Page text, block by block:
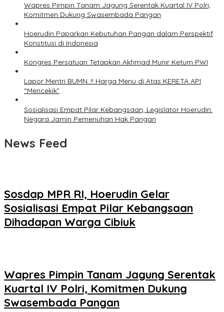
Wapres Pimpin Tanam Jagung Serentak Kuartal IV Polri,
Komitmen Dukung Swasembada Pangan
Hoerudin Paparkan Kebutuhan Pangan dalam Perspektif
Konstitusi di Indonesia
Kongres Persatuan Tetapkan Akhmad Munir Ketum PWI
Lapor Mentri BUMN..!! Harga Menu di Atas KERETA API
“Mencekik”
Sosialisasi Empat Pilar Kebangsaan, Legislator Hoerudin:
Negara Jamin Pemenuhan Hak Pangan
News Feed
Sosdap MPR RI, Hoerudin Gelar
Sosialisasi Empat Pilar Kebangsaan
Dihadapan Warga Cibiuk
Wapres Pimpin Tanam Jagung Serentak
Kuartal IV Polri, Komitmen Dukung
Swasembada Pangan